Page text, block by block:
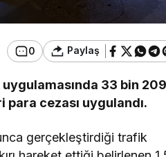
0 Paylaş
33 bin
cezası uygulandı.
gerçekleştirdiği trafik